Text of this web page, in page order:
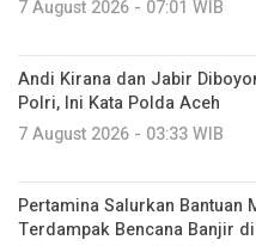
7 August 2026 - 07:01 WIB
Andi Kirana dan Jabir
Polri, Ini Kata Polda Aceh
7 August 2026 - 03:33 WIB
Pertamina Salurkan Bantuan
Terdampak Bencana Banjir